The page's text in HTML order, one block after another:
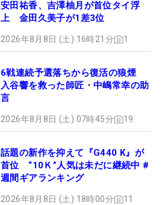
安田祐香、吉澤柚月が首位タイ浮
上 金田久美子が1差3位
2026年8月8日 (土) 16時21分 1
6戦連続予選落ちから復活の狼煙
入谷響を救った師匠・中嶋常幸の助
言
2026年8月8日 (土) 07時45分 19
話題の新作を抑えて『G440 K』が
首位 “10Ｋ”人気は未だに継続中 #
週間ギアランキング
2026年8月8日 (土) 18時00分 11